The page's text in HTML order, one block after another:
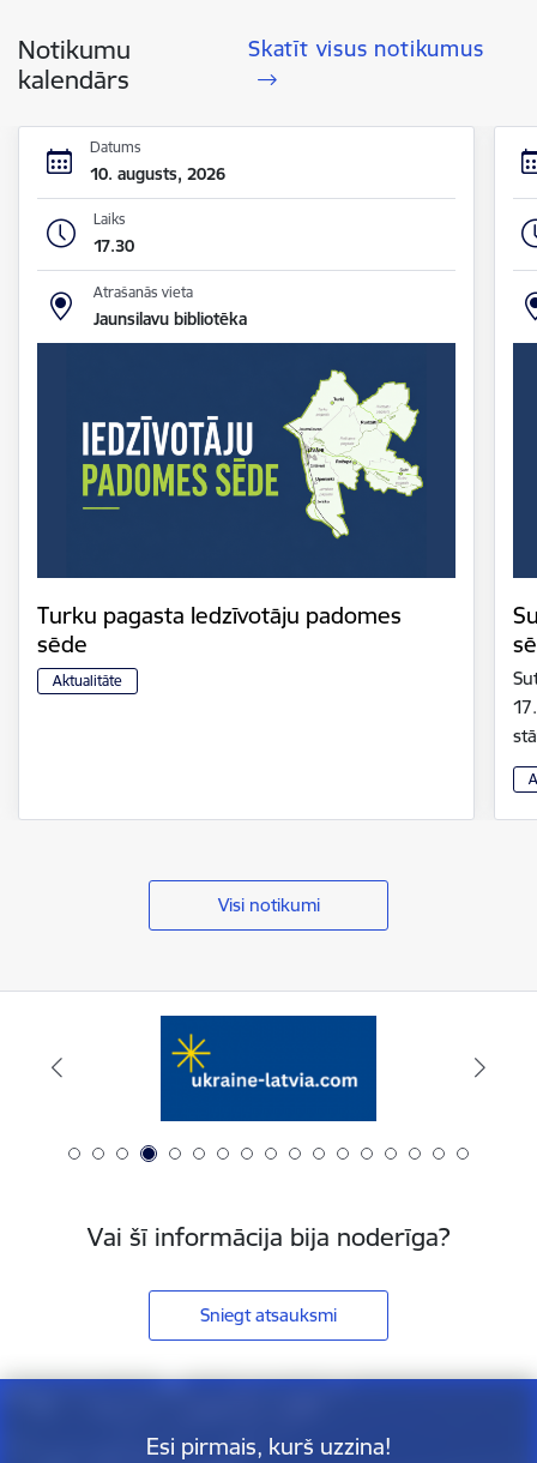
Notikumu
kalendārs
Skatīt visus notikumus
Datums
10. augusts, 2026
Laiks
17.30
Atrašanās vieta
Jaunsilavu bibliotēka
Turku pagasta Iedzīvotāju padomes
sēde
Aktualitāte
Visi notikumi
Vai šī informācija bija noderīga?
Sniegt atsauksmi
Esi pirmais, kurš uzzina!